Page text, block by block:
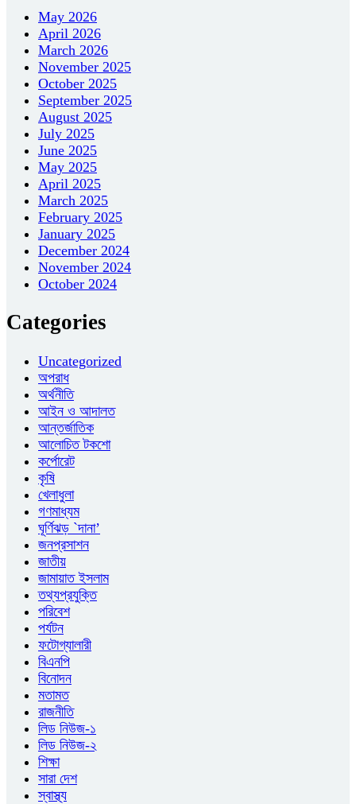
May 2026
April 2026
March 2026
November 2025
October 2025
September 2025
August 2025
July 2025
June 2025
May 2025
April 2025
March 2025
February 2025
January 2025
December 2024
November 2024
October 2024
Categories
Uncategorized
অপরাধ
অর্থনীতি
আইন ও আদালত
আন্তর্জাতিক
আলোচিত টকশো
কর্পোরেট
কৃষি
খেলাধুলা
গণমাধ্যম
ঘূর্ণিঝড় `দানা’
জনপ্রসাশন
জাতীয়
জামায়াত ইসলাম
তথ্যপ্রযুক্তি
পরিবেশ
পর্যটন
ফটোগ্যালারী
বিএনপি
বিনোদন
মতামত
রাজনীতি
লিড নিউজ-১
লিড নিউজ-২
শিক্ষা
সারা দেশ
স্বাস্থ্য